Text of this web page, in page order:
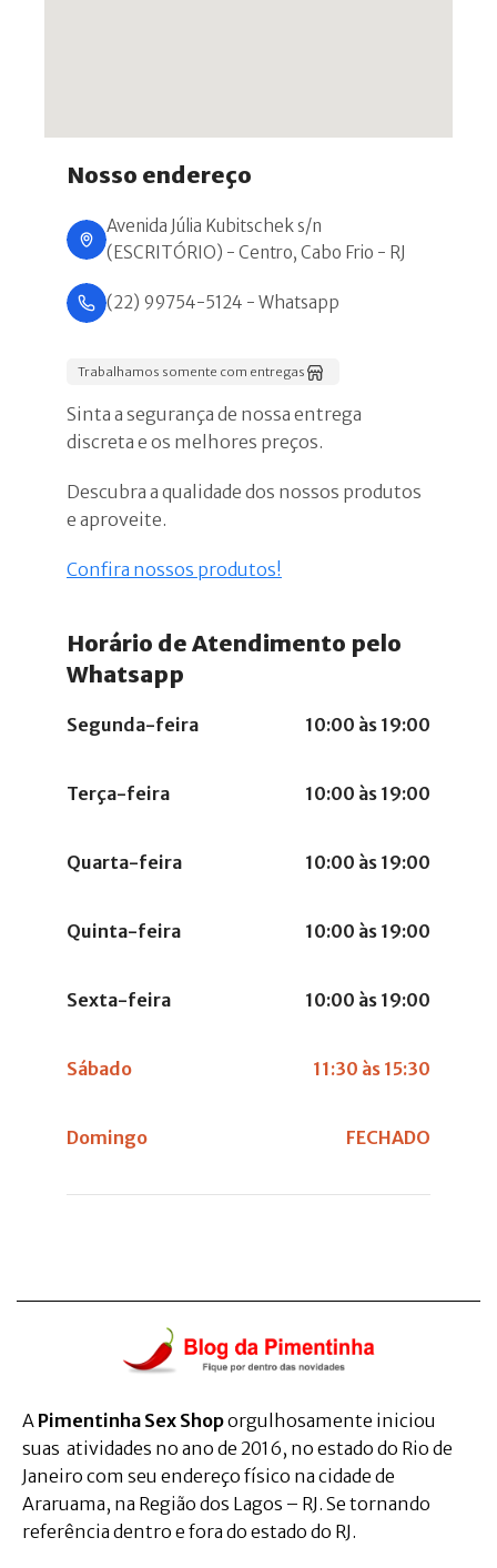
Nosso endereço
Avenida Júlia Kubitschek s/n
(ESCRITÓRIO) - Centro, Cabo Frio - RJ
(22) 99754-5124 - Whatsapp
Trabalhamos somente com entregas
Sinta a segurança de nossa entrega
discreta e os melhores preços.
Descubra a qualidade dos nossos produtos
e aproveite.
Confira nossos produtos!
Horário de Atendimento pelo
Whatsapp
Segunda-feira 10:00 às 19:00
Terça-feira 10:00 às 19:00
Quarta-feira 10:00 às 19:00
Quinta-feira 10:00 às 19:00
Sexta-feira 10:00 às 19:00
Sábado 11:30 às 15:30
Domingo FECHADO
A Pimentinha Sex Shoporgulhosamente iniciou
suas atividades no ano de 2016, no estado do Rio de
Janeiro com seu endereço físico na cidade de
Araruama, na Região dos Lagos – RJ. Se tornando
referência dentro e fora do estado do RJ.